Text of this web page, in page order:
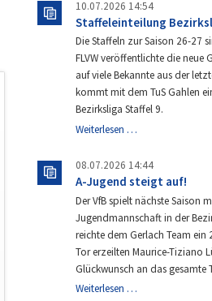
Test
gegen
Rhenania
10.07.2026 14:54
Staffeleinteilung
Die Staffeln zur Saison 26-27
FLVW veröffentlichte die neue
auf viele Bekannte aus der
kommt mit dem TuS Gahlen
Bezirksliga Staffel 9.
Weiterlesen …
9
08.07.2026 14:44
A-Jugend steigt auf!
Der VfB spielt nächste Saison
Jugendmannschaft in der
reichte dem Gerlach Team ein
Tor erzeilten Maurice-Tiziano
Glückwunsch an das gesamte
Weiterlesen …